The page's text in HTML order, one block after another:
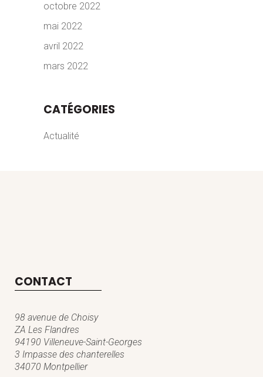
octobre 2022
mai 2022
avril 2022
mars 2022
CATÉGORIES
Actualité
CONTACT
98 avenue de Choisy
ZA Les Flandres
94190 Villeneuve-Saint-Georges
3 Impasse des chanterelles
34070 Montpellier